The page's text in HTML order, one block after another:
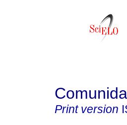
Print version